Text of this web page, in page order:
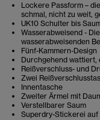
Lockere Passform –
schmal, nicht zu weit,
UK10 Schulter bis
Wasserabweisend -
wasserabweisenden
Fünf-Kammern-Design
Durchgehend wattiert,
Reißverschluss- und
Zwei
Innentasche
Zweiter Ärmel mit
Verstellbarer Saum
Superdry-Stickerei auf